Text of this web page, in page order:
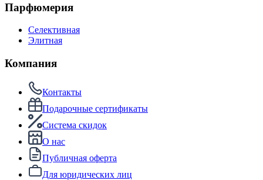
Парфюмерия
Селективная
Элитная
Компания
Контакты
Подарочные сертификаты
Система скидок
О нас
Публичная оферта
Для юридических лиц